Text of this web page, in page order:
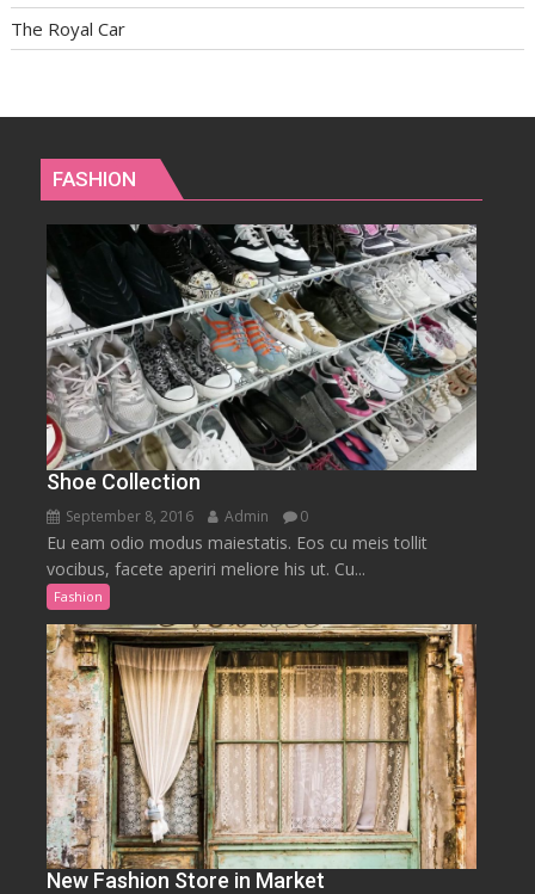
The Royal Car
FASHION
Shoe Collection
September 8, 2016 Admin 0
Eu eam odio modus maiestatis. Eos cu meis tollit
vocibus, facete aperiri meliore his ut. Cu...
Fashion
New Fashion Store in Market